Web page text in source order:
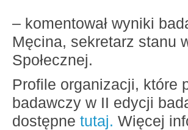
– komentował wyniki
Męcina, sekretarz stanu
Społecznej.
Profile organizacji, które
badawczy w II edycji
dostępne tutaj. Więcej